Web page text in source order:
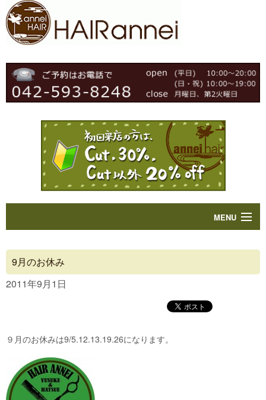
MENU
Concept
Blog
Contact
9月のお休み
2011年9月1日
９月のお休みは9/5.12.13.19.26になります。